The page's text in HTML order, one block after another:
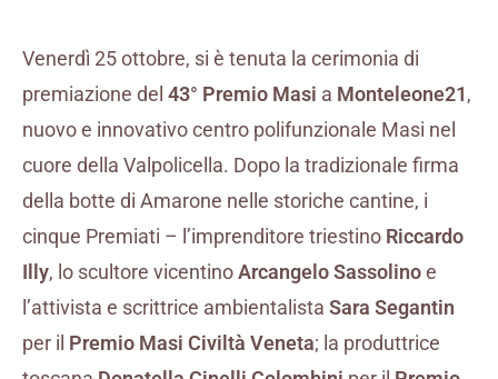
Venerdì 25 ottobre, si è tenuta la cerimonia di
premiazione del 43° Premio Masi a Monteleone21,
nuovo e innovativo centro polifunzionale Masi nel
cuore della Valpolicella. Dopo la tradizionale firma
della botte di Amarone nelle storiche cantine, i
cinque Premiati – l’imprenditore triestino Riccardo
Illy, lo scultore vicentinoArcangelo Sassolinoe
l’attivista e scrittrice ambientalista Sara Segantin
per il Premio Masi Civiltà Veneta; la produttrice